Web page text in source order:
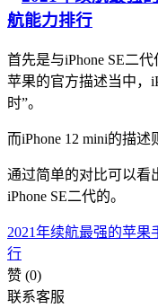
首先是与iPhone SE二
苹果的官方描述当中，
时”。
而iPhone 12 mini的描述
通过简单的对比可以看
iPhone SE二代的。
2021年续航最强的苹果
行
赞 (0)
联系客服